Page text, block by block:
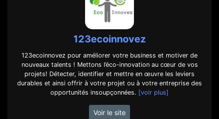
123ecoinnovez
123ecoinnovez pour améliorer votre business et motiver de
nouveaux talents ! Mettons l’éco-innovation au cœur de vos
projets! Détecter, identifier et mettre en œuvre les leviers
durables et ainsi offrir à votre projet ou à votre entreprise des
opportunités insoupçonnées. [voir plus]
Voir le site